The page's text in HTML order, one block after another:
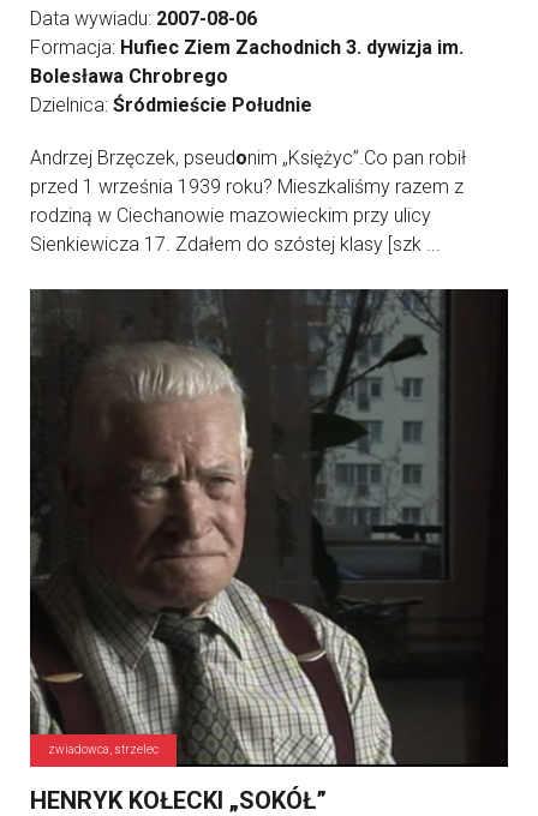
Data wywiadu: 2007-08-06
Formacja: Hufiec Ziem Zachodnich 3. dywizja im.
Bolesława Chrobrego
Dzielnica: Śródmieście Południe
Andrzej Brzęczek, pseudonim „Księżyc”.Co pan robił
przed 1 września 1939 roku? Mieszkaliśmy razem z
rodziną w Ciechanowie mazowieckim przy ulicy
Sienkiewicza 17. Zdałem do szóstej klasy [szk ...
zwiadowca, strzelec
HENRYK KOŁECKI „SOKÓŁ”